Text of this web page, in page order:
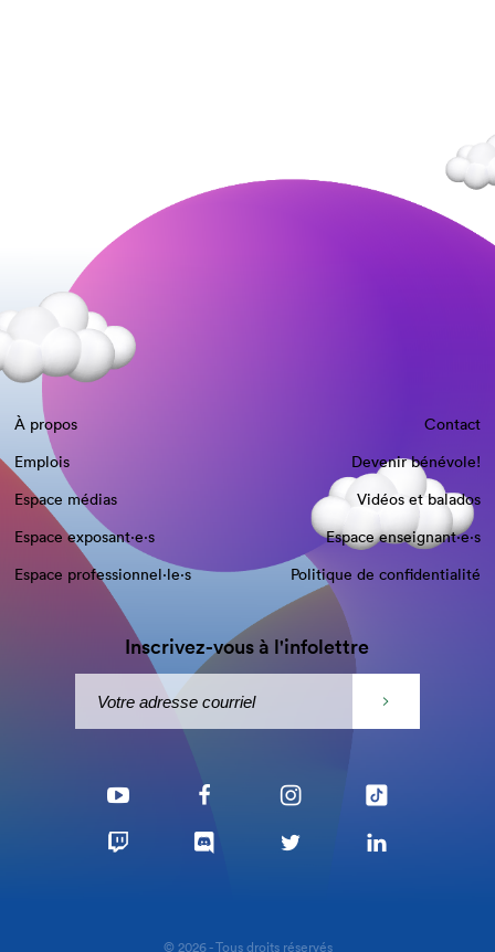
À propos
Contact
Emplois
Devenir bénévole!
Espace médias
Vidéos et balados
Espace exposant·e⋅s
Espace enseignant·e⋅s
Espace professionnel·le⋅s
Politique de confidentialité
Inscrivez-vous à l'infolettre
© 2026 - Tous droits réservés